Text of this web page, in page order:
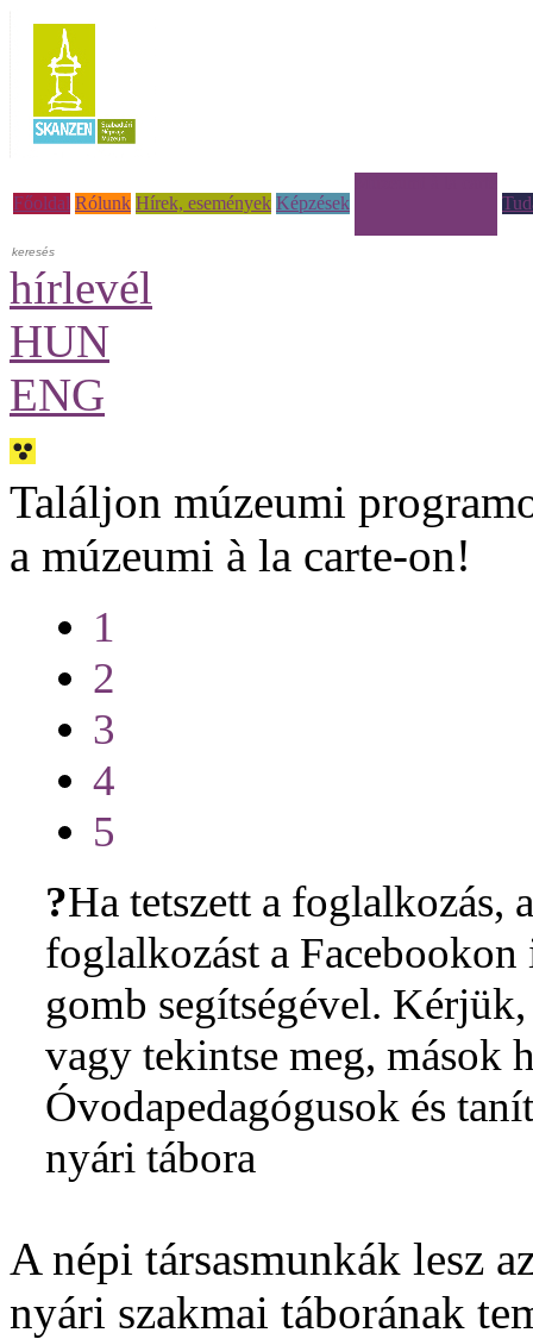
Főoldal Rólunk Hírek, események Képzések
hírlevél
HUN
ENG
Találjon múzeumi
a múzeumi à la carte-on!
1
2
3
4
5
?Ha tetszett a foglalkozás,
foglalkozást a
gomb segítségével.
vagy tekintse meg, mások
Óvodapedagógusok és
nyári tábora
A népi társasmunkák lesz
nyári szakmai táborának